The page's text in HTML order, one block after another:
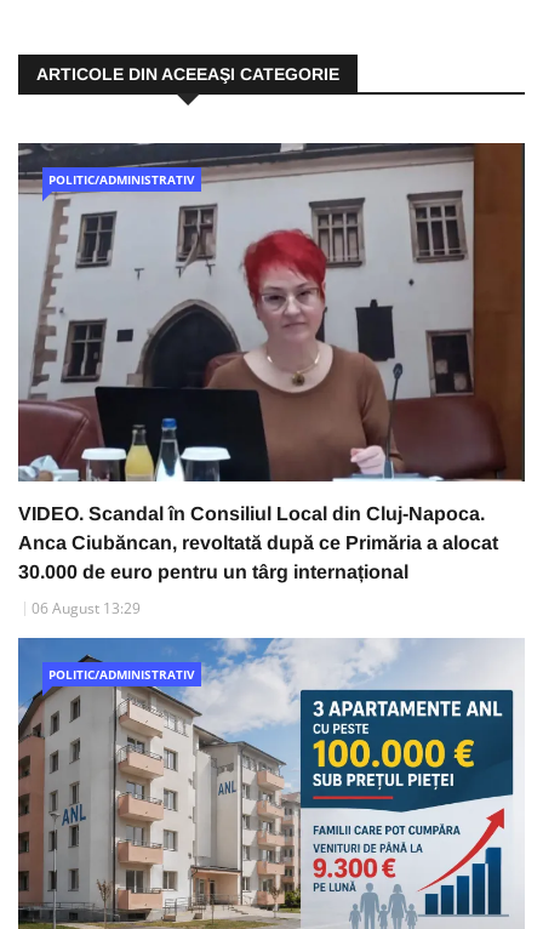
ARTICOLE DIN ACEEAŞI CATEGORIE
POLITIC/ADMINISTRATIV
VIDEO. Scandal în Consiliul Local din Cluj-Napoca.
Anca Ciubăncan, revoltată după ce Primăria a alocat
30.000 de euro pentru un târg internațional
06 August 13:29
POLITIC/ADMINISTRATIV